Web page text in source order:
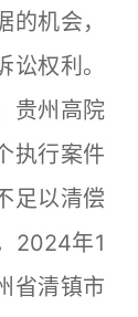
机会，
权利。
贵州高院
执行案件
足以清偿
2024年1
省清镇市